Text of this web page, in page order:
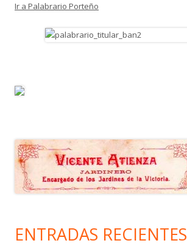
Ir a Palabrario Porteño
ENTRADAS RECIENTES